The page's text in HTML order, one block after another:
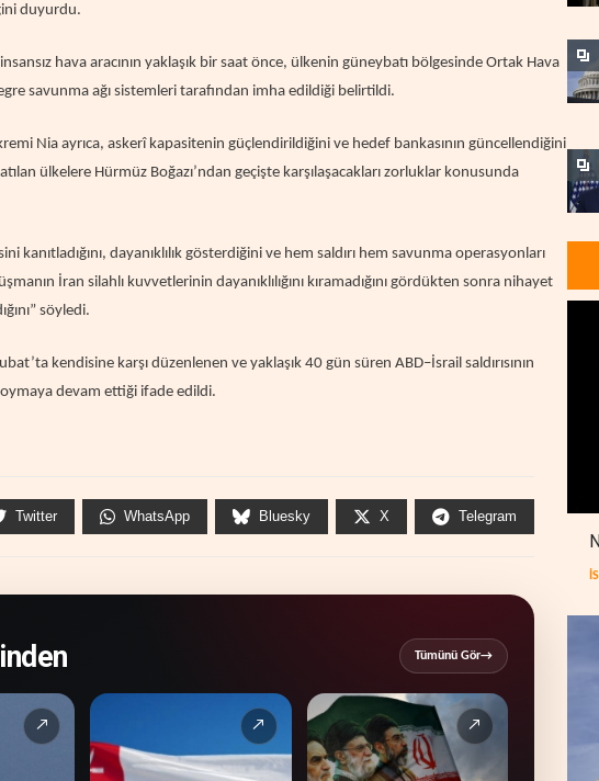
duyurdu.
hava aracının yaklaşık bir saat önce, ülkenin güneybatı bölgesinde Ortak Hava
savunma ağı sistemleri tarafından imha edildiği belirtildi.
Nia ayrıca, askerî kapasitenin güçlendirildiğini ve hedef bankasının güncellendiğini
ülkelere Hürmüz Boğazı’ndan geçişte karşılaşacakları zorluklar konusunda
kanıtladığını, dayanıklılık gösterdiğini ve hem saldırı hem savunma operasyonları
İran silahlı kuvvetlerinin dayanıklılığını kıramadığını gördükten sonra nihayet
söyledi.
kendisine karşı düzenlenen ve yaklaşık 40 gün süren ABD–İsrail saldırısının
devam ettiği ifade edildi.
Twitter WhatsApp Bluesky X Telegram
Tümünü Gör→
↗ ↗ ↗